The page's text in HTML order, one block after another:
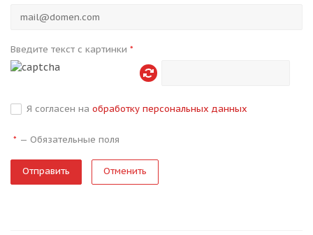
Введите текст с картинки *
Я согласен на обработку персональных данных
* — Обязательные поля
Отменить